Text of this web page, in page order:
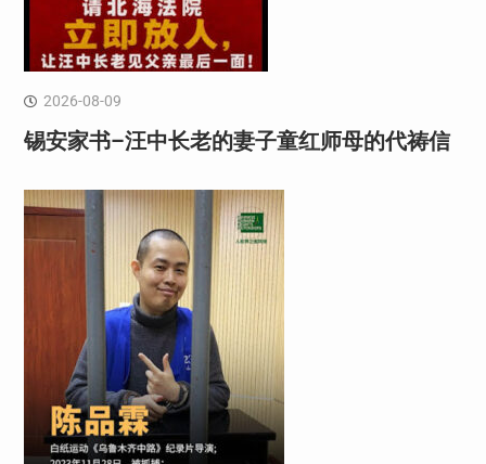
2026-08-09
锡安家书–汪中长老的妻子童红⁩师母的代祷信